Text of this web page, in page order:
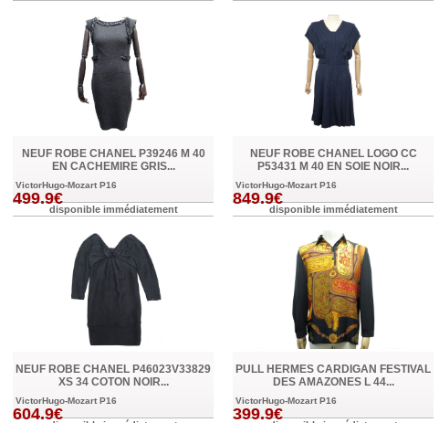
NEUF ROBE CHANEL P39246 M 40
EN CACHEMIRE GRIS...
VictorHugo-Mozart P16
499.9€
disponible immédiatement
NEUF ROBE CHANEL LOGO CC
P53431 M 40 EN SOIE NOIR...
VictorHugo-Mozart P16
849.9€
disponible immédiatement
NEUF ROBE CHANEL P46023V33829
XS 34 COTON NOIR...
VictorHugo-Mozart P16
604.9€
PULL HERMES CARDIGAN FESTIVAL
DES AMAZONES L 44...
VictorHugo-Mozart P16
399.9€